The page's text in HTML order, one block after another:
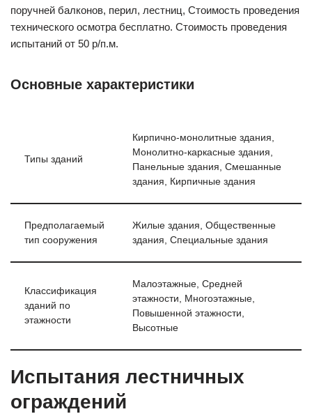
поручней балконов, перил, лестниц, Стоимость проведения
технического осмотра бесплатно. Стоимость проведения
испытаний от 50 р/п.м.
Основные характеристики
Типы зданий
Кирпично-монолитные здания,
Монолитно-каркасные здания,
Панельные здания, Смешанные
здания, Кирпичные здания
Предполагаемый
тип сооружения
Жилые здания, Общественные
здания, Специальные здания
Классификация
зданий по
этажности
Малоэтажные, Средней
этажности, Многоэтажные,
Повышенной этажности,
Высотные
Испытания лестничных
ограждений